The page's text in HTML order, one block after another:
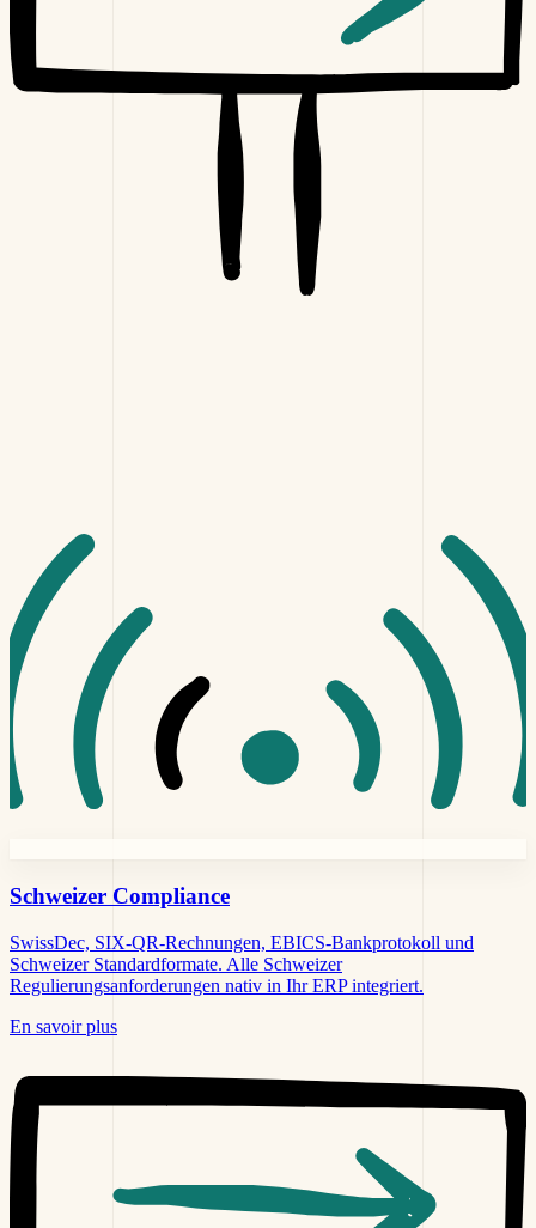
Schweizer Compliance
SwissDec, SIX-QR-Rechnungen, EBICS-Bankprotokoll und
Schweizer Standardformate. Alle Schweizer
Regulierungsanforderungen nativ in Ihr ERP integriert.
En savoir plus